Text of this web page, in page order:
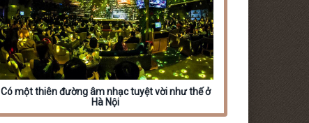
Có một thiên đường âm nhạc tuyệt vời như thế ở
Hà Nội